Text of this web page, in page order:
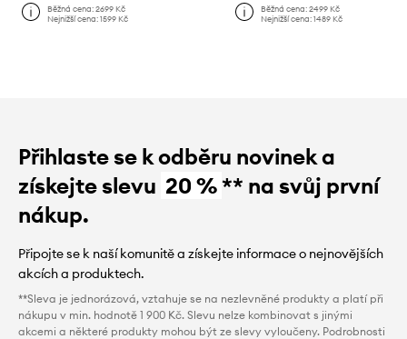
Běžná cena:2699 Kč
Nejnižší cena:1599 Kč
Běžná cena: 2499 Kč
Nejnižší cena: 1489 Kč
Přihlaste se k odběru novinek a
získejte slevu 20 %** na svůj první
nákup.
Připojte se k naší komunitě a získejte informace o nejnovějších
akcích a produktech.
**Sleva je jednorázová, vztahuje se na nezlevněné produkty a platí při
nákupu v min. hodnotě 1 900 Kč. Slevu nelze kombinovat s jinými
akcemi a některé produkty mohou být ze slevy vyloučeny. Podrobnosti